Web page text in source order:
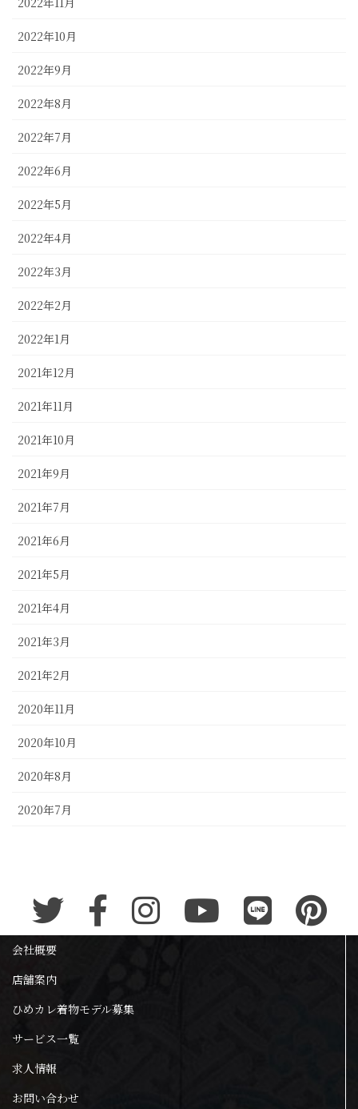
2022年10月
2022年9月
2022年8月
2022年7月
2022年6月
2022年5月
2022年4月
2022年3月
2022年2月
2022年1月
2021年12月
2021年11月
2021年10月
2021年9月
2021年7月
2021年6月
2021年5月
2021年4月
2021年3月
2021年2月
2020年11月
2020年10月
2020年8月
2020年7月
会社概要
店舗案内
ひめカレ着物モデル募集
サービス一覧
求人情報
お問い合わせ